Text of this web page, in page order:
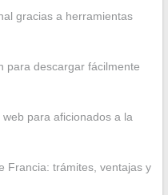
gracias a herramientas
para descargar fácilmente
para aficionados a la
Francia: trámites, ventajas y